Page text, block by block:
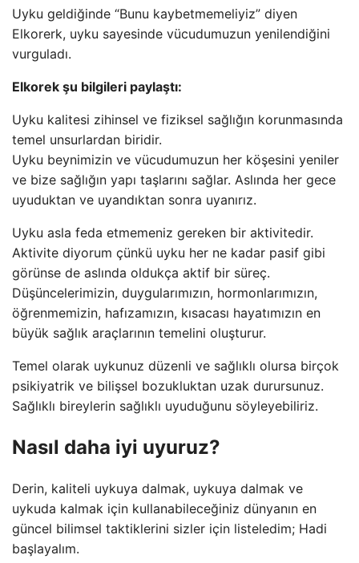
Uyku geldiğinde “Bunu kaybetmemeliyiz” diyen
Elkorerk, uyku sayesinde vücudumuzun yenilendiğini
vurguladı.
Elkorek şu bilgileri paylaştı:
Uyku kalitesi zihinsel ve fiziksel sağlığın korunmasında
temel unsurlardan biridir.
Uyku beynimizin ve vücudumuzun her köşesini yeniler
ve bize sağlığın yapı taşlarını sağlar. Aslında her gece
uyuduktan ve uyandıktan sonra uyanırız.
Uyku asla feda etmemeniz gereken bir aktivitedir.
Aktivite diyorum çünkü uyku her ne kadar pasif gibi
görünse de aslında oldukça aktif bir süreç.
Düşüncelerimizin, duygularımızın, hormonlarımızın,
öğrenmemizin, hafızamızın, kısacası hayatımızın en
büyük sağlık araçlarının temelini oluşturur.
Temel olarak uykunuz düzenli ve sağlıklı olursa birçok
psikiyatrik ve bilişsel bozukluktan uzak durursunuz.
Sağlıklı bireylerin sağlıklı uyuduğunu söyleyebiliriz.
Nasıl daha iyi uyuruz?
Derin, kaliteli uykuya dalmak, uykuya dalmak ve
uykuda kalmak için kullanabileceğiniz dünyanın en
güncel bilimsel taktiklerini sizler için listeledim; Hadi
başlayalım.